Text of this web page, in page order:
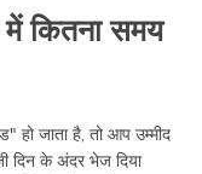
में कितना समय
जाता है, तो आप उम्मीद
दिन के अंदर भेज दिया